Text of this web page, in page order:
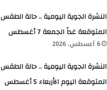
النشرة الجوية اليومية .. حالة الطقس
المتوقعة غداً الجمعة 7 أغسطس
6 أغسطس، 2026
النشرة الجوية اليومية .. حالة الطقس
المتوقعة اليوم الأربعاء 5 أغسطس